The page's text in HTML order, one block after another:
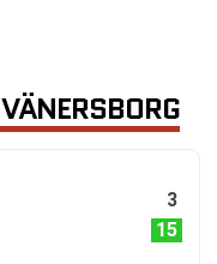
3
15